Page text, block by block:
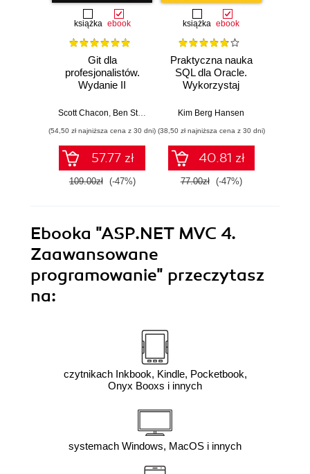
książka ebook
Git dla
profesjonalistów.
Wydanie II
Scott Chacon, Ben Straub
(54,50 zł najniższa cena z 30 dni)
57.77 zł
109.00zł (-47%)
książka ebook
Praktyczna nauka
SQL dla Oracle.
Wykorzystaj
możliwości bazy
Kim Berg Hansen
(38,50 zł najniższa cena z 30 dni)
40.81 zł
77.00zł (-47%)
Ebooka "ASP.NET MVC 4.
Zaawansowane
programowanie" przeczytasz
na:
czytnikach Inkbook, Kindle, Pocketbook,
Onyx Booxs i innych
systemach Windows, MacOS i innych